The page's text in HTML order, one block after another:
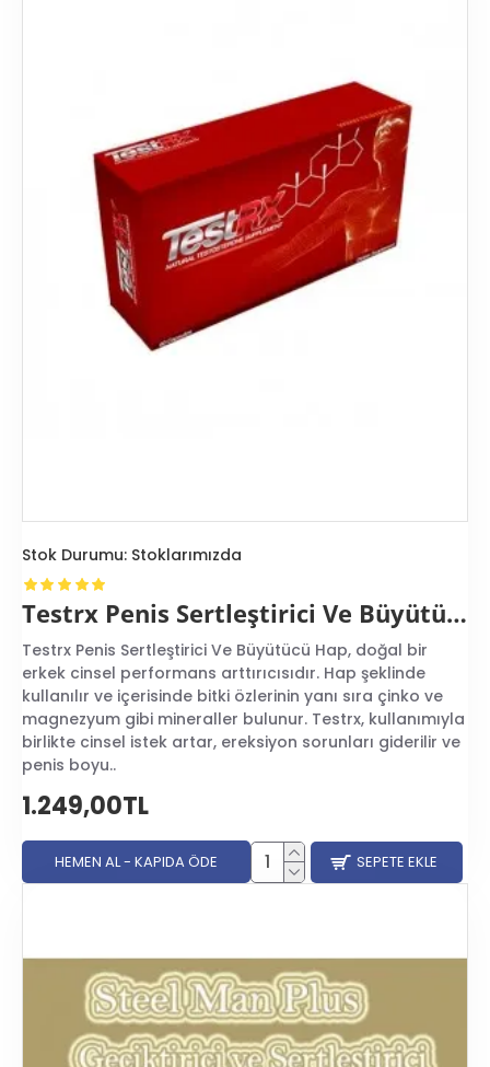
Stok Durumu: Stoklarımızda
Testrx Penis Sertleştirici Ve Büyütücü Hap
Testrx Penis Sertleştirici Ve Büyütücü Hap, doğal bir
erkek cinsel performans arttırıcısıdır. Hap şeklinde
kullanılır ve içerisinde bitki özlerinin yanı sıra çinko ve
magnezyum gibi mineraller bulunur. Testrx, kullanımıyla
birlikte cinsel istek artar, ereksiyon sorunları giderilir ve
penis boyu..
1.249,00TL
HEMEN AL - KAPIDA ÖDE SEPETE EKLE